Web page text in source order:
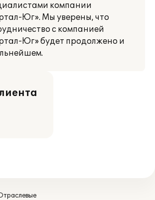
компании
Юг». Мы уверены, что
с компанией
Юг» будет продолжено и